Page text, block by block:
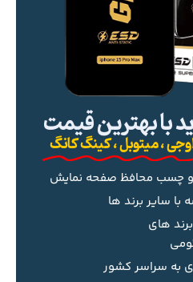
بهترین قیمت
، میتوبل ، کینگ کانگ
چسب محافظ صفحه نمایش
با سایر برند ها
های
به سراسر کشور